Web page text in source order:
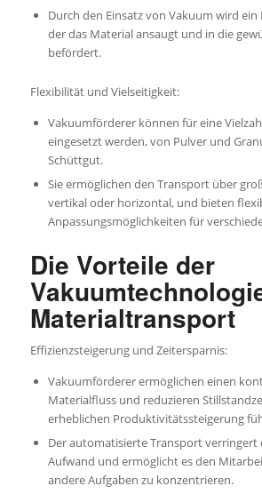
Durch den Einsatz von Vakuum wird
der das Material ansaugt und in die
befördert.
Flexibilität und Vielseitigkeit:
Vakuumförderer können für eine
eingesetzt werden, von Pulver und
Schüttgut.
Sie ermöglichen den Transport über
vertikal oder horizontal, und bieten
Anpassungsmöglichkeiten für
Die Vorteile der
Materialtransport
Effizienzsteigerung und Zeitersparnis:
Vakuumförderer ermöglichen einen
Materialfluss und reduzieren
erheblichen Produktivitätssteigerung
Der automatisierte Transport verringert
Aufwand und ermöglicht es den
andere Aufgaben zu konzentrieren.